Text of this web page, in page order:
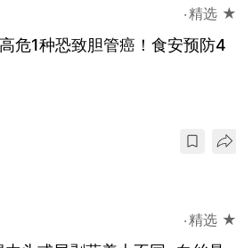
精选 ★
危1种恐致胆管癌！食安预防4
精选 ★